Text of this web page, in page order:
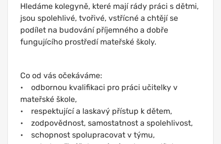
Hledáme kolegyně, které mají rády práci s dětmi,
jsou spolehlivé, tvořivé, vstřícné a chtějí se
podílet na budování příjemného a dobře
fungujícího prostředí mateřské školy.
Co od vás očekáváme:
• odbornou kvalifikaci pro práci učitelky v
mateřské škole,
• respektující a laskavý přístup k dětem,
• zodpovědnost, samostatnost a spolehlivost,
• schopnost spolupracovat v týmu,